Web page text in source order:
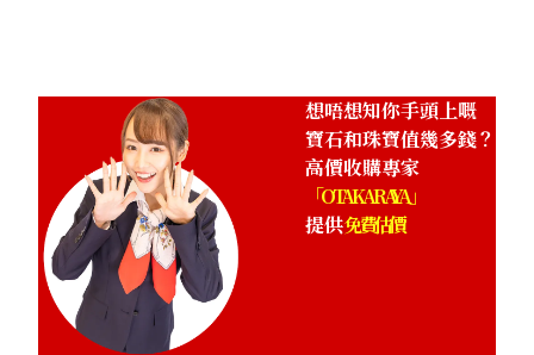
想唔想知你手頭上嘅
寶石和珠寶值幾多錢？
高價收購專家
「OTAKARAYA」
提供免費估價